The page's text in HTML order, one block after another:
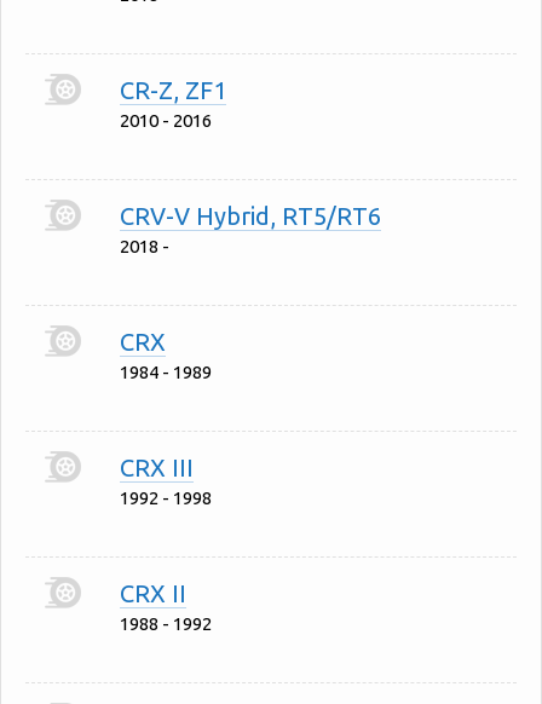
CR-Z, ZF1
2010 - 2016
CRV-V Hybrid, RT5/RT6
2018 -
CRX
1984 - 1989
CRX III
1992 - 1998
CRX II
1988 - 1992